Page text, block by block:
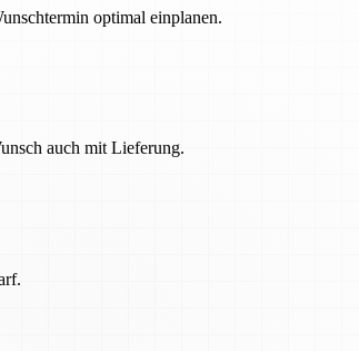
optimal einplanen.
auch mit Lieferung.